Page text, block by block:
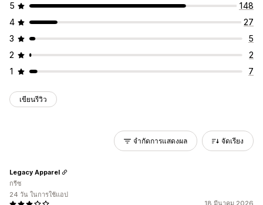
5
148
4
27
3
5
2
2
1
7
เขียนรีวิว
จำกัดการแสดงผล จัดเรียง
18 มีนาคม 2026
Legacy Apparel
กรีซ
24 วัน ในการใช้แอป